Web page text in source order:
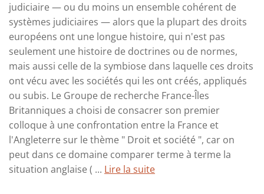
judiciaire — ou du moins un ensemble cohérent de
systèmes judiciaires — alors que la plupart des droits
européens ont une longue histoire, qui n'est pas
seulement une histoire de doctrines ou de normes,
mais aussi celle de la symbiose dans laquelle ces droits
ont vécu avec les sociétés qui les ont créés, appliqués
ou subis. Le Groupe de recherche France-Îles
Britanniques a choisi de consacrer son premier
colloque à une confrontation entre la France et
l'Angleterre sur le thème " Droit et société ", car on
peut dans ce domaine comparer terme à terme la
situation anglaise ( ... Lire la suite